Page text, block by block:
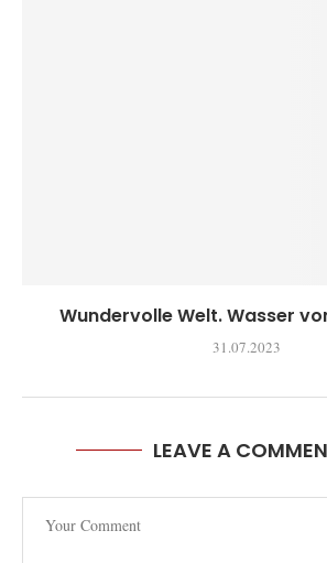
Wundervolle Welt. Wasser
31.07.2023
LEAVE A